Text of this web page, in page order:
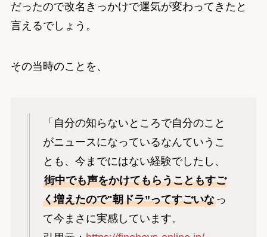
だったので改名きっかけで運気が変わってきたと
言えるでしょう。
その当時のことを、
「自分の知らないところで自分のこと
がニュースになっているなんていうこ
とも、今までにはない経験でしたし、
街中でも声をかけてもらうこともすご
く増えたので"朝ドラ”ってすごいなっ
て今まさに実感しています。